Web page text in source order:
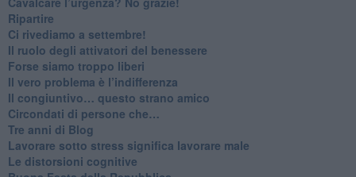
Ripartire
​Ci rivediamo a settembre!
​Il ruolo degli attivatori del benessere
​Forse siamo troppo liberi
​Il vero problema è l’indifferenza
​Il congiuntivo… questo strano amico
​Circondati di persone che…
​Tre anni di Blog
​Lavorare sotto stress significa lavorare male
​Le distorsioni cognitive